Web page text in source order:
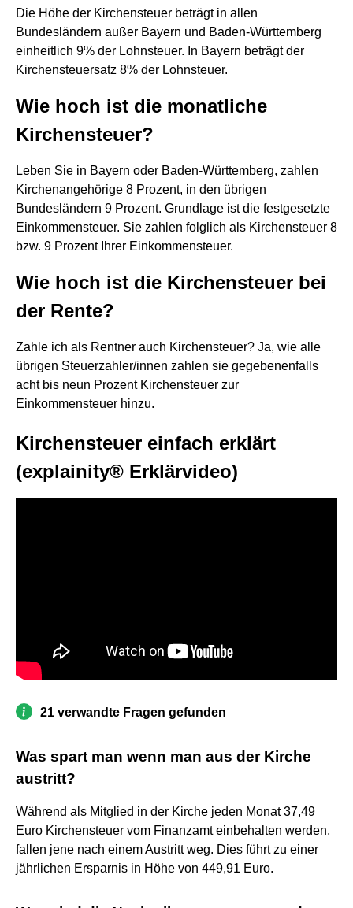
Die Höhe der Kirchensteuer beträgt in allen
Bundesländern außer Bayern und Baden-Württemberg
einheitlich 9% der Lohnsteuer. In Bayern beträgt der
Kirchensteuersatz 8% der Lohnsteuer.
Wie hoch ist die monatliche
Kirchensteuer?
Leben Sie in Bayern oder Baden-Württemberg, zahlen
Kirchenangehörige 8 Prozent, in den übrigen
Bundesländern 9 Prozent. Grundlage ist die festgesetzte
Einkommensteuer. Sie zahlen folglich als Kirchensteuer 8
bzw. 9 Prozent Ihrer Einkommensteuer.
Wie hoch ist die Kirchensteuer bei
der Rente?
Zahle ich als Rentner auch Kirchensteuer? Ja, wie alle
übrigen Steuerzahler/innen zahlen sie gegebenenfalls
acht bis neun Prozent Kirchensteuer zur
Einkommensteuer hinzu.
Kirchensteuer einfach erklärt
(explainity® Erklärvideo)
21 verwandte Fragen gefunden
Was spart man wenn man aus der Kirche
austritt?
Während als Mitglied in der Kirche jeden Monat 37,49
Euro Kirchensteuer vom Finanzamt einbehalten werden,
fallen jene nach einem Austritt weg. Dies führt zu einer
jährlichen Ersparnis in Höhe von 449,91 Euro.